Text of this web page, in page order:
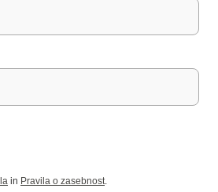
in Pravila o zasebnost.